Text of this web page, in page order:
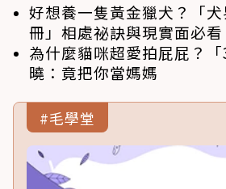
好想養一隻黃金獵犬？「
冊」相處祕訣與現實面必看
為什麼貓咪超愛拍屁屁？
曉：竟把你當媽媽
#毛學堂